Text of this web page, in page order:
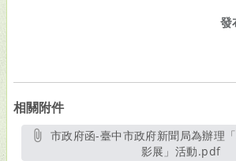
發
相關附件
影展」活動.pdf另